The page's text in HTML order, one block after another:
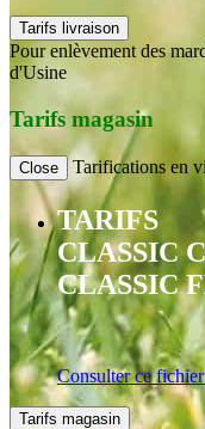
Tarifs livraison
Pour enlèvement des
d'Usine
Tarifs magasin
Close Tarifications en
TARIFS
CLASSIC
CLASSIC
Consulter ce
Tarifs magasin